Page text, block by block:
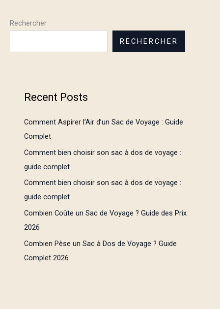
Rechercher
RECHERCHER
Recent Posts
Comment Aspirer l’Air d’un Sac de Voyage : Guide
Complet
Comment bien choisir son sac à dos de voyage :
guide complet
Comment bien choisir son sac à dos de voyage :
guide complet
Combien Coûte un Sac de Voyage ? Guide des Prix
2026
Combien Pèse un Sac à Dos de Voyage ? Guide
Complet 2026